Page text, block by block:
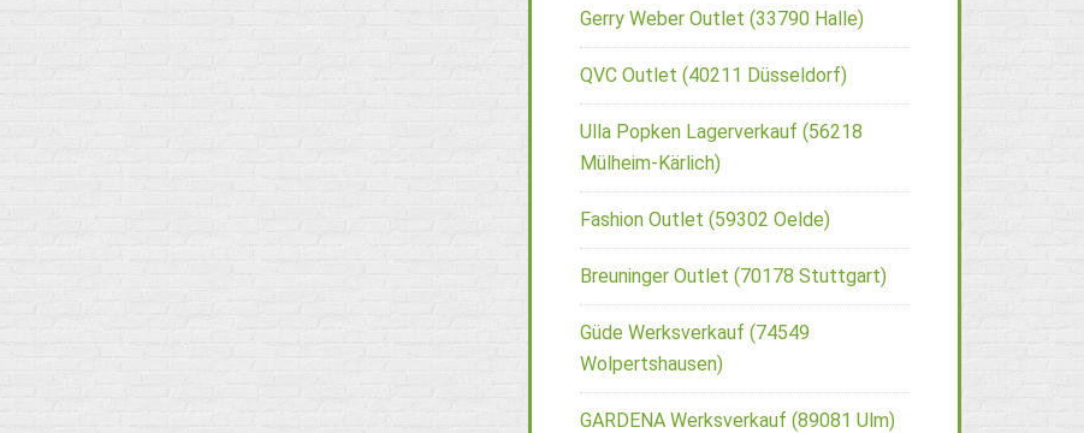
Gerry Weber Outlet (33790 Halle)
QVC Outlet (40211 Düsseldorf)
Ulla Popken Lagerverkauf (56218
Mülheim-Kärlich)
Fashion Outlet (59302 Oelde)
Breuninger Outlet (70178 Stuttgart)
Güde Werksverkauf (74549
Wolpertshausen)
GARDENA Werksverkauf (89081 Ulm)